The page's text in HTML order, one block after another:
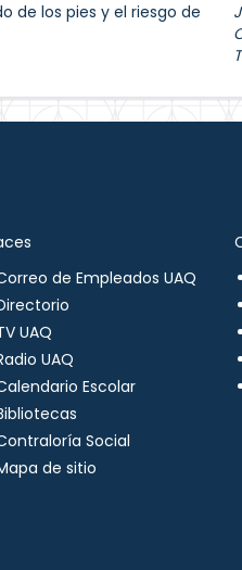
de los pies y el riesgo de
de Empleados UAQ
UAQ
UAQ
Escolar
Social
de sitio